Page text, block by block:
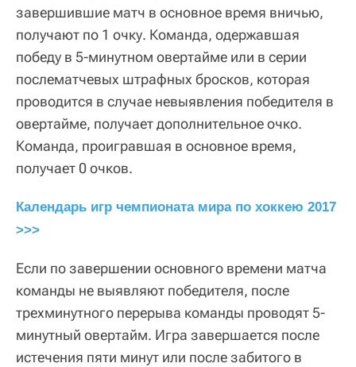
завершившие матч в основное время вничью,
получают по 1 очку. Команда, одержавшая
победу в 5-минутном овертайме или в серии
послематчевых штрафных бросков, которая
проводится в случае невыявления победителя в
овертайме, получает дополнительное очко.
Команда, проигравшая в основное время,
получает 0 очков.
Календарь игр чемпионата мира по хоккею 2017
>>>
Если по завершении основного времени матча
команды не выявляют победителя, после
трехминутного перерыва команды проводят 5-
минутный овертайм. Игра завершается после
истечения пяти минут или после забитого в